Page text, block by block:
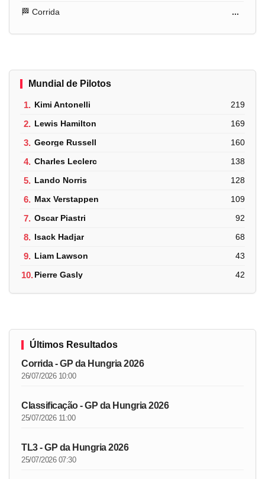
🏁 Corrida ...
Mundial de Pilotos
1. Kimi Antonelli 219
2. Lewis Hamilton 169
3. George Russell 160
4. Charles Leclerc 138
5. Lando Norris 128
6. Max Verstappen 109
7. Oscar Piastri 92
8. Isack Hadjar 68
9. Liam Lawson 43
10.Pierre Gasly 42
Últimos Resultados
Corrida - GP da Hungria 2026
26/07/2026 10:00
Classificação - GP da Hungria 2026
25/07/2026 11:00
TL3 - GP da Hungria 2026
25/07/2026 07:30